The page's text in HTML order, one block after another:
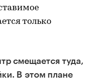
только
смещается туда,
В этом плане